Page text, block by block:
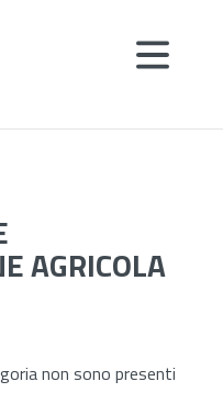
AGRICOLA
non sono presenti